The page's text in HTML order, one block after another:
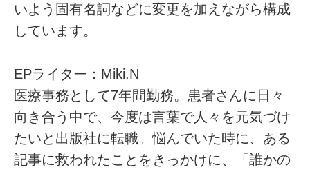
いよう固有名詞などに変更を加えながら構成
しています。
EPライター：Miki.N
医療事務として7年間勤務。患者さんに日々
向き合う中で、今度は言葉で人々を元気づけ
たいと出版社に転職。悩んでいた時に、ある
記事に救われたことをきっかけに、「誰かの